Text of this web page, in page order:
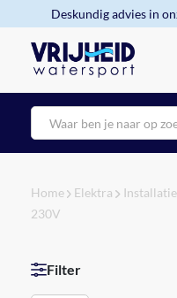
Deskundig advies in
Zoeken
Home Elektra
230V
Filter